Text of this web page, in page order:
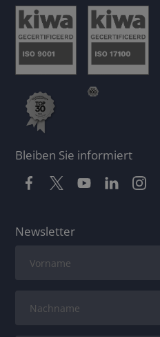
Bleiben Sie informiert
Newsletter